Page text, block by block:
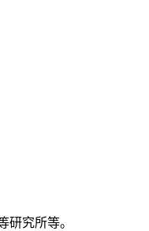
研究所等。